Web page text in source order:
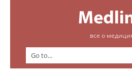
все о